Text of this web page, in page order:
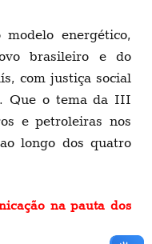
energético,
brasileiro e do
com justiça social
Que o tema da III
e petroleiras nos
longo dos quatro
na pauta dos